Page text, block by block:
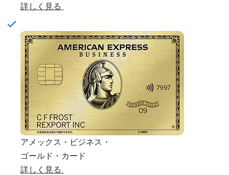
詳しく見る
アメックス・ビジネス・
ゴールド・カード
詳しく見る